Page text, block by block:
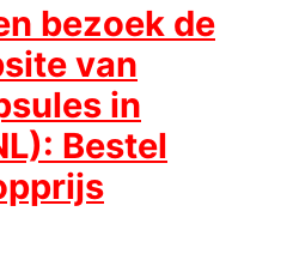
bezoek de
van
in
Bestel